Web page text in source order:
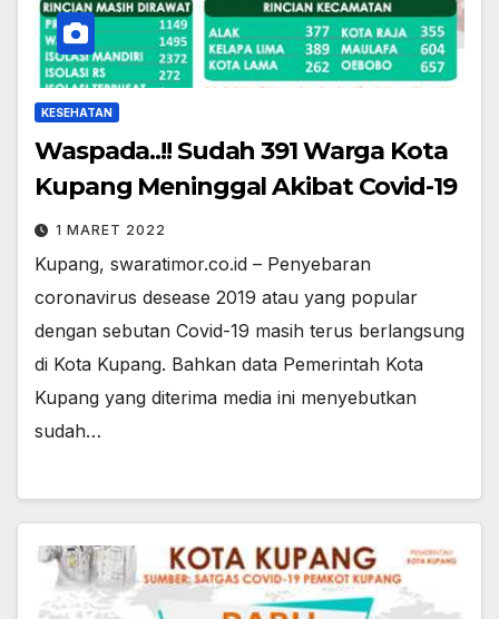
KESEHATAN
Waspada..!! Sudah 391 Warga Kota
Kupang Meninggal Akibat Covid-19
1 MARET 2022
Kupang, swaratimor.co.id – Penyebaran
coronavirus desease 2019 atau yang popular
dengan sebutan Covid-19 masih terus berlangsung
di Kota Kupang. Bahkan data Pemerintah Kota
Kupang yang diterima media ini menyebutkan
sudah…